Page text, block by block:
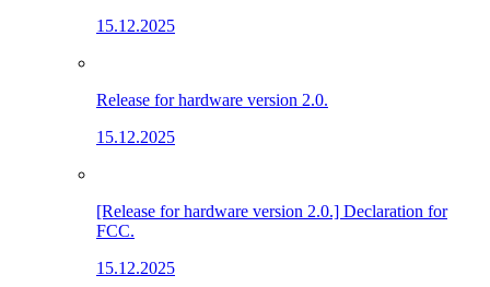
15.12.2025
Release for hardware version 2.0.
15.12.2025
[Release for hardware version 2.0.] Declaration for
FCC.
15.12.2025